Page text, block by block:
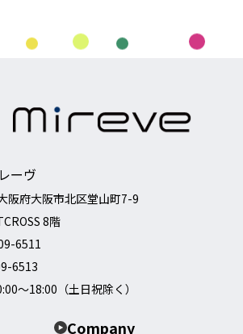
ーヴ
阪府大阪市北区堂山町7-9
8階
6511
6513
～18:00（土日祝除く）
Company